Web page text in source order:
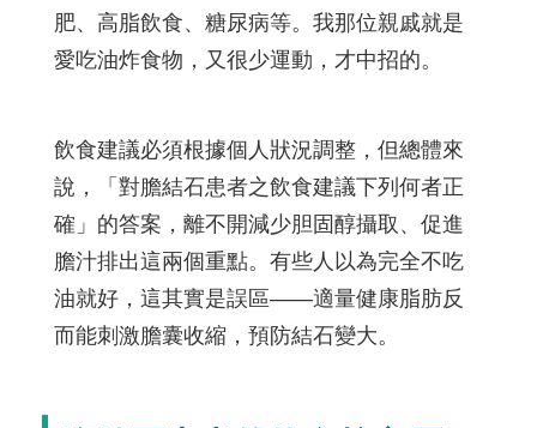
肥、高脂飲食、糖尿病等。我那位親戚就是
愛吃油炸食物，又很少運動，才中招的。
飲食建議必須根據個人狀況調整，但總體來
說，「對膽結石患者之飲食建議下列何者正
確」的答案，離不開減少胆固醇攝取、促進
膽汁排出這兩個重點。有些人以為完全不吃
油就好，這其實是誤區——適量健康脂肪反
而能刺激膽囊收縮，預防結石變大。